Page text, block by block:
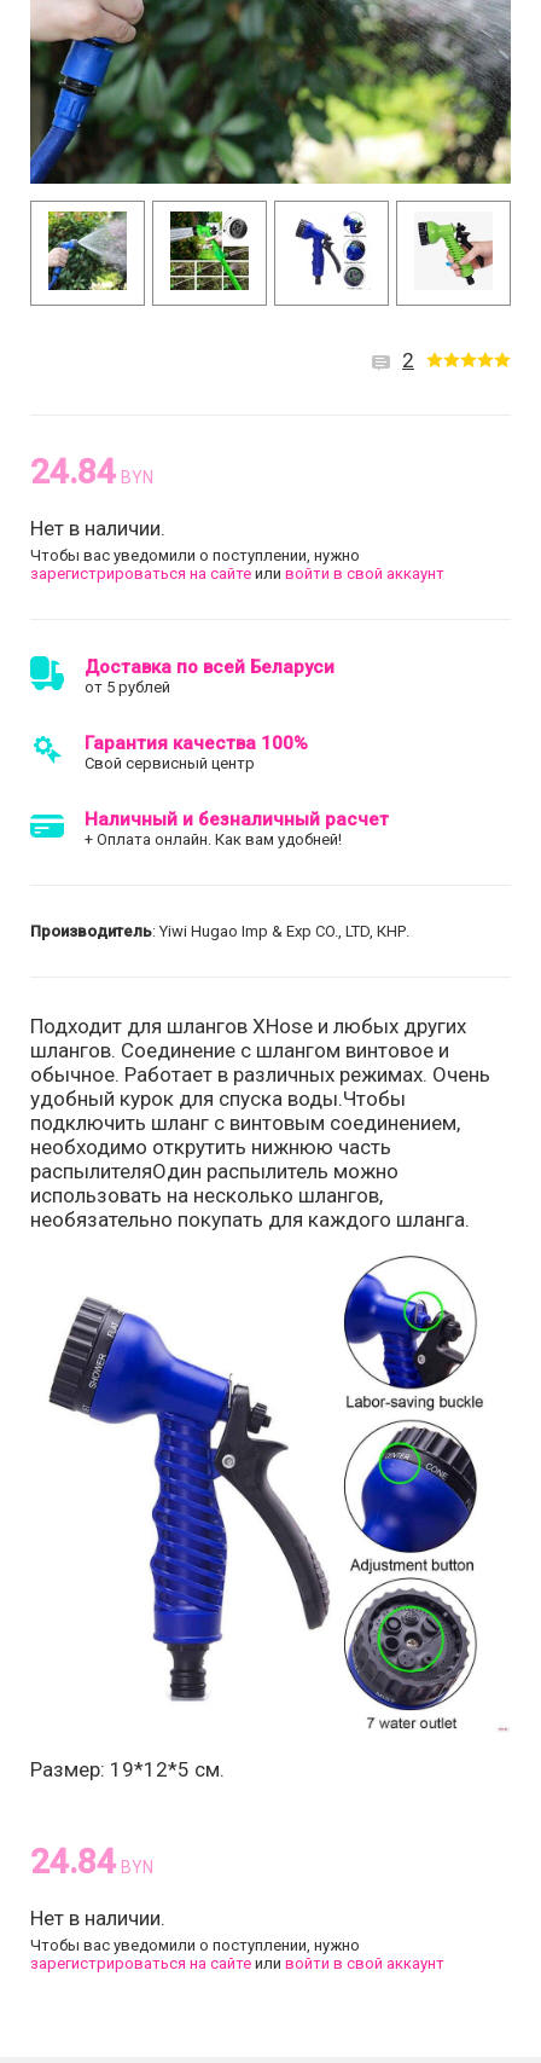
2
24.84 BYN
Нет в наличии.
Чтобы вас уведомили о поступлении, нужно
зарегистрироваться на сайте или войти в свой аккаунт
Доставка по всей Беларуси
от 5 рублей
Гарантия качества 100%
Свой сервисный центр
Наличный и безналичный расчет
+ Оплата онлайн. Как вам удобней!
Производитель: Yiwi Hugao Imp & Exp CO., LTD, КНР.
Подходит для шлангов XHose и любых других
шлангов. Соединение с шлангом винтовое и
обычное. Работает в различных режимах. Очень
удобный курок для спуска воды.Чтобы
подключить шланг с винтовым соединением,
необходимо открутить нижнюю часть
распылителяОдин распылитель можно
использовать на несколько шлангов,
необязательно покупать для каждого шланга.
Размер: 19*12*5 см.
24.84 BYN
Нет в наличии.
Чтобы вас уведомили о поступлении, нужно
зарегистрироваться на сайте или войти в свой аккаунт